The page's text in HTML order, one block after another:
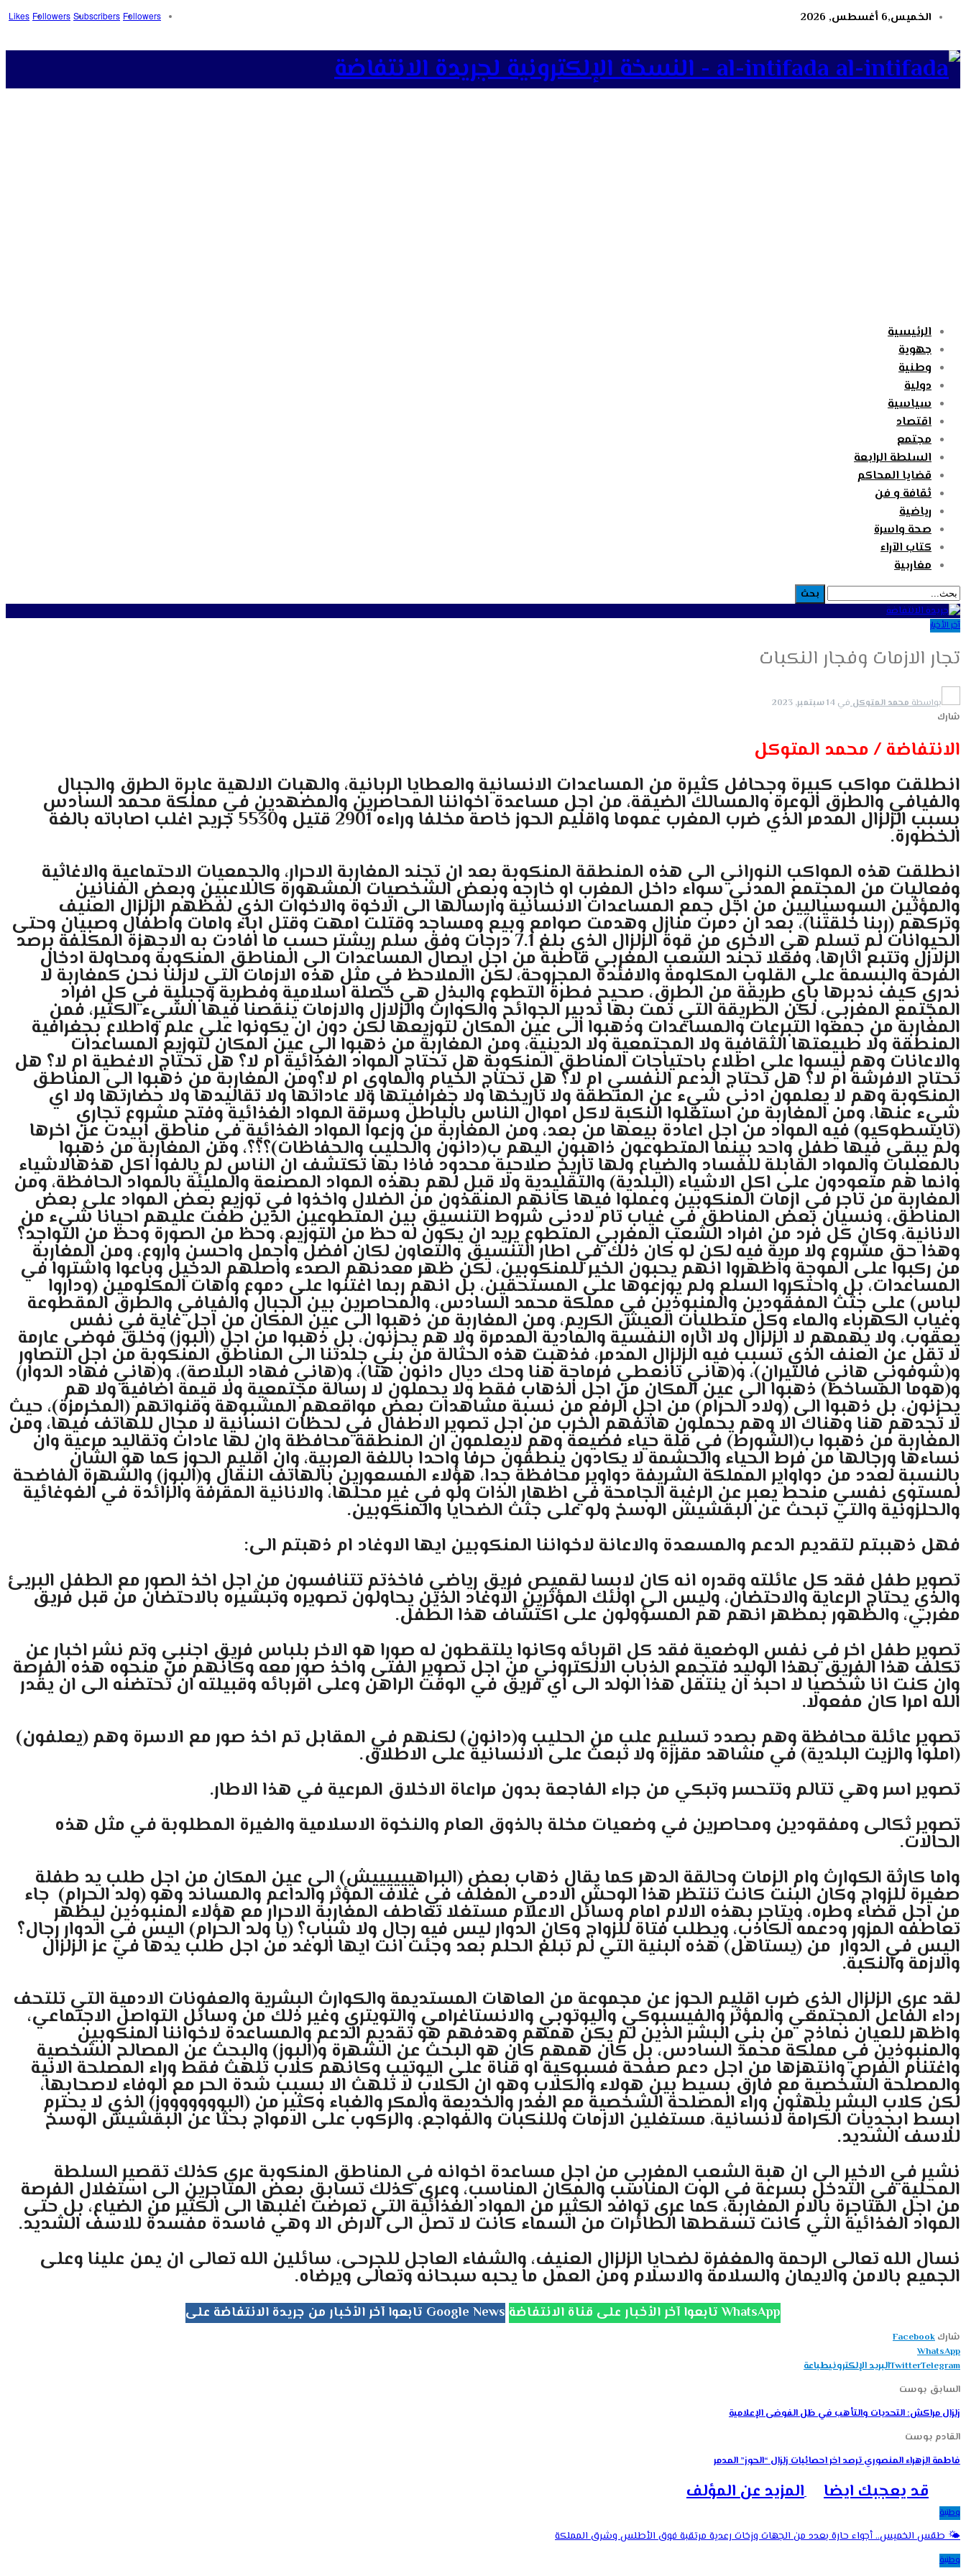
Likes Followers Subscribers Followers الخميس,6 أغسطس, 2026
al-intifada - النسخة الإلكترونية لجريدة الانتفاضة
الرئيسية
جهوية
وطنية
دولية
سياسية
اقتصاد
مجتمع
السلطة الرابعة
قضايا المحاكم
ثقافة و فن
رياضية
صحة واسرة
كتاب الآراء
مغاربية
آخر الأخبار
تجار الازمات وفجار النكبات
بواسطةمحمد المتوكل في 14 سبتمبر, 2023
شارك
الانتفاضة / محمد المتوكل
انطلقت مواكب كبيرة وجحافل كثيرة من المساعدات الانسانية والعطايا الربانية، والهبات الالهية عابرة الطرق والجبال
والفيافي والطرق الوعرة والمسالك الضيقة، من اجل مساعدة اخواننا المحاصرين والمضهدين في مملكة محمد السادس
بسبب الزلزال المدمر الذي ضرب المغرب عموما واقليم الحوز خاصة مخلفا وراءه 2901 قتيل و5530 جريح اغلب اصاباته بالغة
الخطورة.
انطلقت هذه المواكب النوراني الى هذه المنطقة المنكوبة بعد ان تجند المغاربة الاحرار، والجمعيات الاحتماعية والاغاثية
وفعاليات من المجتمع المدني سواء داخل المغرب او خارجه وبعض الشخصيات المشهورة كاللاعبين وبعض الفنانين
والمؤثين السوسياليين من اجل جمع المساعدات الانسانية وارسالها الى الاخوة والاخوات الذي لفظهم الزلزال العنيف
وتركهم (ربنا خلقتنا)، بعد ان دمرت منازل وهدمت صوامع وبيع ومساجد وقتلت امهت وقتل اباء وامات واطفال وصبيان وحتى
الحيوانات لم تسلم هي الاخرى من قوة الزلزال الذي بلغ 7.1 درجات وفق سلم ريشتر حسب ما افادت به الاجهزة المكلفة برصد
الزلازل وتتبع اثارها، وفعلا تجند الشعب المغربي قاطبة من اجل ايصال المساعدات الى المناطق المنكوبة ومحاولة ادخال
الفرحة والبسمة على القلوب المكلومة والافئدة المجروحة، لكن االملاحظ في مثل هذه الازمات التي لازلنا نحن كمغاربة لا
ندري كيف ندبرها باي طريقة من الطرق، صحيح فطرة التطوع والبذل هي خصلة اسلامية وفطرية وجبلية في كل افراد
المجتمع المغربي، لكن الطريقة التي تمت بها تدبير الجوائح والكوارث والزلازل والازمات ينقصنا فيها الشيء الكثير، فمن
المغاربة من جمعوا التبرعات والمساعدات وذهبوا الى عين المكان لتوزيعها لكن دون ان يكونوا على علم واطلاع بجغرافية
المنطقة ولا طبيعتها الثقافية ولا المجتمعية ولا الدينية، ومن المغاربة من ذهبوا الى عين المكان لتوزيع المساعدات
والاعانات وهم ليسوا على اطلاع باحتياجات المناطق المنكوبة هل تحتاج المواد الغذائية ام لا؟ هل تحتاج الاغطية ام لا؟ هل
تحتاج الافرشة ام لا؟ هل تحتاج الدعم النفسي ام لا؟ هل تحتاج الخيام والماوي ام لا؟ومن المغاربة من ذهبوا الى المناطق
المنكوبة وهم لا يعلمون ادنى شيء عن المنطقة ولا تاريخها ولا جغرافيتها ولا عاداتها ولا تقاليدها ولا حضارتها ولا اي
شيء عنها، ومن المغاربة من استغلوا النكبة لاكل اموال الناس بالباطل وسرقة المواد الغذائية وفتح مشروع تجاري
(تايسطوكيو) فيه المواد من اجل اعادة بيعها من بعد، ومن المغاربة من وزعوا المواد الغذائية في مناطق ابيدت عن اخرها
ولم يبقى فيها طفل واحد بينما المتطوعون ذاهبون اليهم ب(دانون والحليب والحفاظات)؟؟؟، ومن المغاربة من ذهبوا
بالمعلبات والمواد القابلة للفساد والضياع ولها تاريخ صلاحية محدود فاذا بها تكتشف ان الناس لم يالفوا اكل هذهالاشياء
وانما هم متعودون على اكل الاشياء (البلدية) والتقليدية ولا قبل لهم بهذه المواد المصنعة والمليئة بالمواد الحافظة، ومن
المغاربة من تاجر في ازمات المنكوبين وعملوا فيها كانهم المنقذون من الضلال واخذوا في توزيع بعض المواد على بعض
المناطق، ونسيان بعض المناطق في غياب تام لادنى شروط التنسيق بين المتطوعين الذين طغت عليهم احيانا شيء من
الانانية، وكان كل فرد من افراد الشعب المغربي المتطوع يريد ان يكون له حظ من التوزيع، وحظ من الصورة وحظ من التواجد؟
وهذا حق مشروع ولا مرية فيه لكن لو كان ذلك في اطار التنسيق والتعاون لكان افضل واجمل واحسن واروع، ومن المغاربة
من ركبوا على الموجة واظهروا انهم يحبون الخير للمنكوبين، لكن ظهر معدنهم الصدء واصلهم الدخيل وباعوا واشتروا في
المساعدات، بل واحتكروا السلع ولم يوزعوها على المستحقين، بل انهم ربما اغتنوا على دموع واهات المكلومين (وداروا
لباس) على جثث المفقودين والمنبوذين في مملكة محمد السادس، والمحاصرين بين الجبال والفيافي والطرق المقطوعة
وغياب الكهرباء والماء وكل متطلبات العيش الكريم، ومن المغاربة من ذهبوا الى عين المكان من اجل غاية في نفس
يعقوب، ولا يهمهم لا الزلزال ولا اثاره النفسية والمادية المدمرة ولا هم يحزنون، بل ذهبوا من اجل (البوز) وخلق فوضى عارمة
لا تقل عن العنف الذي تسبب فيه الزلزال المدمر، فذهبت هذه الحثالة من بني جلدتنا الى المناطق المنكوبة من اجل التصاور
و(شوفوني هاني فالتيران)، و(هاني تانعطي فرماجة هنا وحك ديال دانون هنا)، و(هاني فهاد البلاصة)، و(هاني فهاد الدوار)
و(هوما المساخط) ذهبوا الى عين المكان من اجل الذهاب فقط ولا يحملون لا رسالة مجتمعية ولا قيمة اضافية ولا هم
يحزنون، بل ذهبوا الى (ولاد الحرام) من اجل الرفع من نسبة مشاهدات بعض مواقعهم المشبوهة وقنواتهم (المخرمزة)، حيث
لا تجدهم هنا وهناك الا وهم يحملون هاتفهم الخرب من اجل تصوير الاطفال في لحظات انسانية لا مجال للهاتف فيها، ومن
المغاربة من ذهبوا ب(الشورط) في قلة حياء فضيعة وهم لايعلمون ان المنطقة محافظة وان لها عادات وتقاليد مرعية وان
نساءها ورجالها من فرط الحياء والحشمة لا يكادون ينطقون حرفا واحدا باللغة العربية، وان اقليم الحوز كما هو الشان
بالنسبة لعدد من دواواير المملكة الشريفة دواوير محافظة جدا، هؤلاء المسعورين بالهاتف النقال و(البوز) والشهرة الفاضحة
لمستوى نفسي منحط يعبر عن الرغبة الجامحة في اظهار الذات ولو في غير محلها، والانانية المقرفة والزائدة في الغوغائية
والحلزونية والتي تبحث عن البقشيش الوسخ ولو على جثث الضحايا والمنكوبين.
فهل ذهببتم لتقديم الدعم والمسعدة والاعانة لاخواننا المنكوبين ايها الاوغاد ام ذهبتم الى:
تصوير طفل فقد كل عائلته وقدره انه كان لابسا لقميص فريق رياضي فاخذتم تتنافسون من اجل اخذ الصور مع الطفل البريئ
والذي يحتاج الرعاية والاحتضان، وليس الى اولئك المؤثرين الاوغاد الذين يحاولون تصويره وتبشيره بالاحتضان من قبل فريق
مغربي، والظهور بمظهر انهم هم المسؤولون على اكتشاف هذا الطفل.
تصوير طفل اخر في نفس الوضعية فقد كل اقربائه وكانوا يلتقطون له صورا هو الاخر بلباس فريق اجنبي وتم نشر اخبار عن
تكلف هذا الفريق بهذا الوليد فتجمع الذباب الالكتروني من اجل تصوير الفتى واخذ صور معه وكانهم من منحوه هذه الفرصة
وان كنت انا شخصيا لا احبذ ان ينتقل هذا الولد الى اي فريق في الوقت الراهن وعلى اقربائه وقبيلته ان تحتضنه الى ان يقدر
الله امرا كان مفعولا.
تصوير عائلة محافظة وهم بصدد تسليم علب من الحليب و(دانون) لكنهم في المقابل تم اخذ صور مع الاسرة وهم (يعلفون)
(املوا والزيت البلدية) في مشاهد مقززة ولا تبعث على الانسانية على الاطلاق.
تصوير اسر وهي تتالم وتتحسر وتبكي من جراء الفاجعة بدون مراعاة الاخلاق المرعية في هذا الاطار.
تصوير ثكالى ومفقودين ومحاصرين في وضعيات مخلة بالذوق العام والنخوة الاسلامية والغيرة المطلوبة في مثل هذه
الحالات.
واما كارثة الكوارث وام الزمات وحالقة الدهر كما يقال ذهاب بعض (البراهييييييش) الى عين المكان من اجل طلب يد طفلة
صغيرة للزواج وكان البنت كانت تنتظر هذا الوحش الادمي المغلف في غلاف المؤثر والداعم والمساند وهو (ولد الحرام) جاء
من اجل قضاء وطره، ويتاجر بهذه الالام امام وسائل الاعلام مستغلا تعاطف المغاربة الاحرار مع هؤلاء المنبوذين ليظهر
تعاطفه المزور ودعمه الكاذب، ويطلب فتاة للزواج وكان الدوار ليس فيه رجال ولا شباب؟ (يا ولد الحرام) اليس في الدوار رجال؟
اليس في الدوار من (يستاهل) هذه البنية التي لم تبلغ الحلم بعد وجئت انت ايها الوغد من اجل طلب يدها في عز الزلزال
والازمة والنكبة.
لقد عرى الزلزال الذي ضرب اقليم الحوز عن مجموعة من العاهات المستديمة والكوارث البشرية والعفونات الادمية التي تلتحف
رداء الفاعل المجتمعي والمؤثر والفيسبوكي واليوتوبي والانستاغرامي والتويتري وغير ذلك من وسائل التواصل الاجتماعي،
واظهر للعيان نماذج من بني البشر الذين لم يكن همهم وهدفهم هو تقديم الدعم والمساعدة لاخواننا المنكوبين
والمنبوذين في مملكة محمد السادس، بل كان همهم كان هو البحث عن الشهرة و(البوز) والبحث عن المصالح الشخصية
واغتنام الفرص وانتهزها من اجل دعم صفحة فسبوكية او قناة على اليوتيب وكانهم كلاب تلهث فقط وراء المصلحة الانية
والمصلحة الشخصية مع فارق بسيط بين هولاء والكلاب وهو ان الكلاب لا تلهث الا بسبب شدة الحر مع الوفاء لاصحابها،
لكن كلاب البشر يلهثون وراء المصلحة الشخصية مع الغدر والخديعة والمكر والغباء وكثير من (البوووووووز) الذي لا يحترم
ابسط ابجديات الكرامة لانسانية، مستغلين الازمات وللنكبات والفواجع، والركوب على الامواج بحثا عن البقشيش الوسخ
للاسف الشديد.
نشير في الاخير الى ان هبة الشعب المغربي من اجل مساعدة اخوانه في المناطق المنكوبة عرى كذلك تقصير السلطة
المحلية في التدخل بسرعة في الوت المناسب والمكان المناسب، وعرى كذلك تسابق بعض المتاجرين الى استغلال الفرصة
من اجل المتاجرة بالام المغاربة، كما عرى توافد الكثير من المواد الغذائية التي تعرضت اغلبها الى الكثير من الضياع، بل حتى
المواد الغذائية التي كانت تسقطها الطائرات من السماء كانت لا تصل الى الارض الا وهي فاسدة مفسدة للاسف الشديد.
نسال الله تعالى الرحمة والمغفرة لضحايا الزلزال العنيف، والشفاء العاجل للجرحى، سائلين الله تعالى ان يمن علينا وعلى
الجميع بالامن والايمان والسلامة والاسلام ومن العمل ما يحبه سبحانه وتعالى ويرضاه.
تابعوا آخر الأخبار من جريدة الانتفاضة على Google News تابعوا آخر الأخبار على قناة الانتفاضة WhatsApp
شارك Facebook
WhatsApp
TwitterTelegram البريد الإلكترونيطباعة
السابق بوست
زلزال مراكش: التحديات والتأهب في ظل الفوضى الإعلامية
القادم بوست
فاطمة الزهراء المنصوري ترصد اخر احصائيات زلزال “الحوز” المدمر
قد يعجبك ايضا المزيد عن المؤلف
وطنية
🌤️ طقس الخميس.. أجواء حارة بعدد من الجهات وزخات رعدية مرتقبة فوق الأطلس وشرق المملكة
وطنية